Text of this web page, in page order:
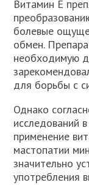
Витамин Е
болевые
обмен.
необходимую
для борьбы с
Однако
исследований
применение
мастопатии
значительно
употребления